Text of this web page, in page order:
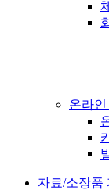
온라인
자료/소장품